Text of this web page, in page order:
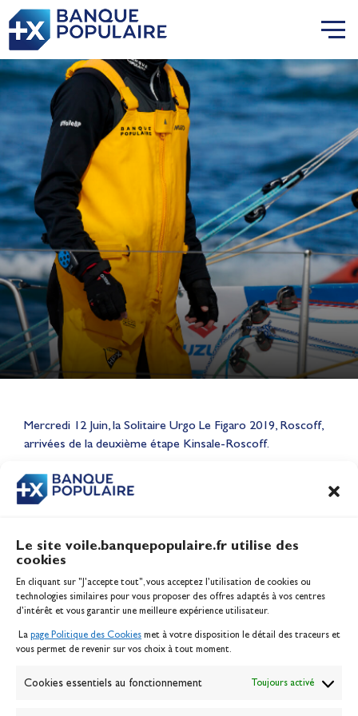
Le site voile.banquepopulaire.fr utilise des
cookies
En cliquant sur "J'accepte tout", vous acceptez l’utilisation de cookies ou
technologies similaires pour vous proposer des offres adaptés à vos centres
d’intérêt et vous garantir une meilleure expérience utilisateur.
La page Politique des Cookies met à votre disposition le détail des traceurs et
vous permet de revenir sur vos choix à tout moment.
Cookies essentiels au fonctionnement Toujours activé
Mercredi 12 Juin, la Solitaire Urgo Le Figaro 2019, Roscoff,
arrivées de la deuxième étape Kinsale-Roscoff.
CONTENU
Beach, sur le plan d'eau des
Jeux Olympiques 2028
Inscription serveur média
Contact
Politique des cookies
Banque de la voile